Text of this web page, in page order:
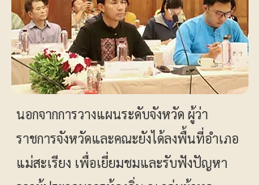
นอกจากการวางแผนระดับจังหวัด ผู้ว่า
ราชการจังหวัดและคณะยังได้ลงพื้นที่อำเภอ
แม่สะเรียง เพื่อเยี่ยมชมและรับฟังปัญหา